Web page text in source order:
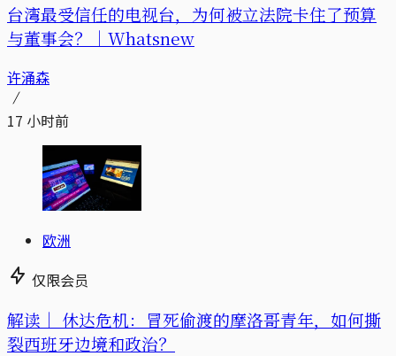
台湾最受信任的电视台，为何被立法院卡住了预算
与董事会？｜Whatsnew
许涌森
17 小时前
欧洲
仅限会员
解读｜ 休达危机：冒死偷渡的摩洛哥青年，如何撕
裂西班牙边境和政治？